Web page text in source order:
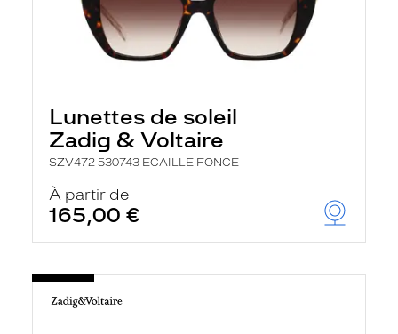
Lunettes de soleil
Zadig & Voltaire
SZV472 530743 ECAILLE FONCE
À partir de
165,00 €